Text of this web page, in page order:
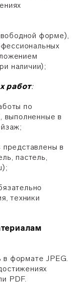
форме),
наличии);
работ:
по
выполненные в
представлены в
пастель,
техники
формате JPEG.
PDF.